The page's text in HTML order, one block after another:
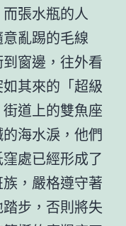
張水瓶的人
亂踢的毛線
窗邊，往外看
其來的「超級
道上的雙魚座
海水淚，他們
處已經形成了
，嚴格遵守著
步，否則將失